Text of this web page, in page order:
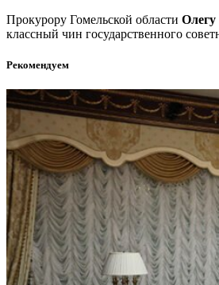
Прокурору Гомельской области
классный чин государственного
Рекомендуем